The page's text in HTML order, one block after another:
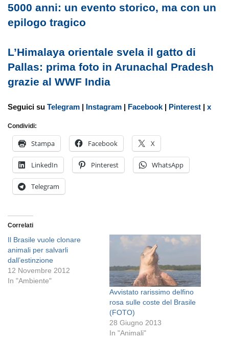
5000 anni: un evento storico, ma con un
epilogo tragico
L’Himalaya orientale svela il gatto di
Pallas: prima foto in Arunachal Pradesh
grazie al WWF India
Seguici suTelegram Instagram Facebook| Pinterest |x
Condividi:
Stampa Facebook X
LinkedIn Pinterest WhatsApp
Telegram
Correlati
Il Brasile vuole clonare
animali per salvarli
dall’estinzione
12 Novembre 2012
In "Ambiente"
Avvistato rarissimo delfino
rosa sulle coste del Brasile
(FOTO)
28 Giugno 2013
In "Animali"